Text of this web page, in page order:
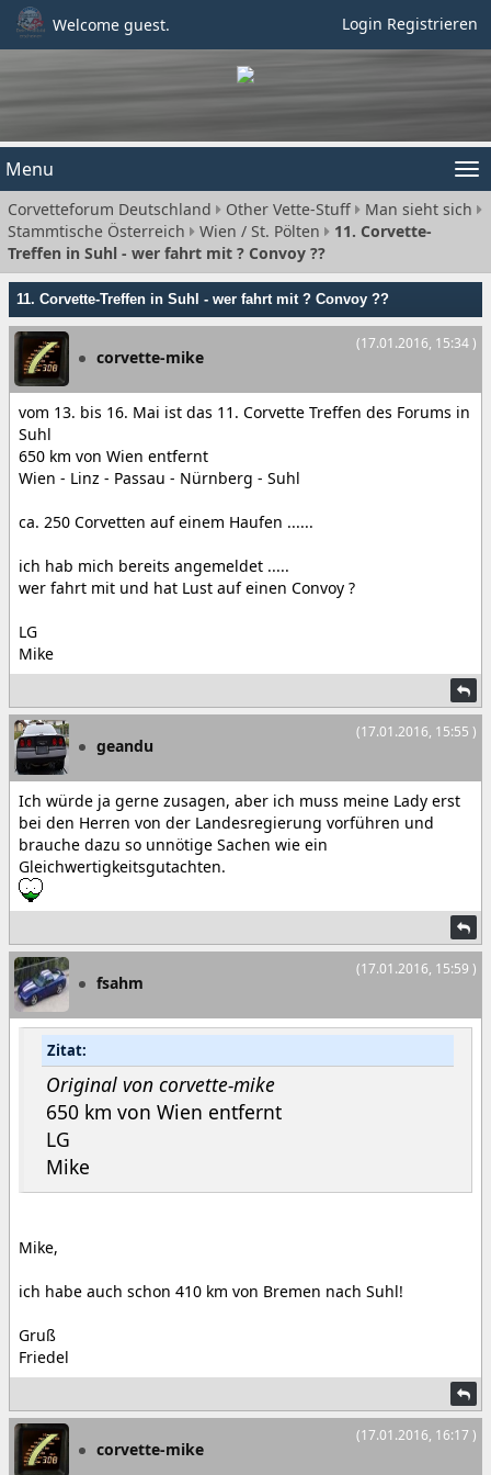
Welcome guest. Login Registrieren
Menu
Corvetteforum Deutschland Other Vette-Stuff
Man sieht sich
Stammtische Österreich
Wien / St. Pölten
11. Corvette-
Treffen in Suhl - wer fahrt mit ? Convoy ??
11. Corvette-Treffen in Suhl - wer fahrt mit ? Convoy ??
(17.01.2016, 15:34 )
corvette-mike
vom 13. bis 16. Mai ist das 11. Corvette Treffen des Forums in
Suhl
650 km von Wien entfernt
Wien - Linz - Passau - Nürnberg - Suhl
ca. 250 Corvetten auf einem Haufen ......
ich hab mich bereits angemeldet .....
wer fahrt mit und hat Lust auf einen Convoy ?
LG
Mike
(17.01.2016, 15:55 )
geandu
Ich würde ja gerne zusagen, aber ich muss meine Lady erst
bei den Herren von der Landesregierung vorführen und
brauche dazu so unnötige Sachen wie ein
Gleichwertigkeitsgutachten.
(17.01.2016, 15:59 )
fsahm
Zitat:
Original von corvette-mike
650 km von Wien entfernt
LG
Mike
Mike,
ich habe auch schon 410 km von Bremen nach Suhl!
Gruß
Friedel
(17.01.2016, 16:17 )
corvette-mike